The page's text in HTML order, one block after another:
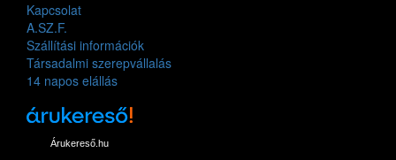
Kapcsolat
A.SZ.F.
Szállítási információk
Társadalmi szerepvállalás
14 napos elállás
Árukereső.hu